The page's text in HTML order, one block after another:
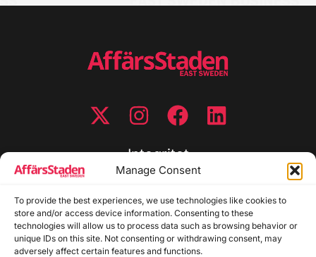
Manage Consent
To provide the best experiences, we use technologies like cookies to
store and/or access device information. Consenting to these
technologies will allow us to process data such as browsing behavior or
unique IDs on this site. Not consenting or withdrawing consent, may
adversely affect certain features and functions.
Integritet
Cookiepolicy
Disclaimer
Redaktionell policy
Utgivarinformation